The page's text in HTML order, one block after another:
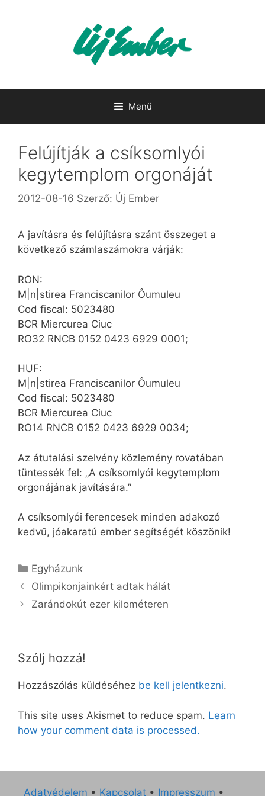
Menü
Felújítják a csíksomlyói
kegytemplom orgonáját
2012-08-16 Szerző: Új Ember
A javításra és felújításra szánt összeget a
következő számlaszámokra várják:
RON:
M|n|stirea Franciscanilor Ôumuleu
Cod fiscal: 5023480
BCR Miercurea Ciuc
RO32 RNCB 0152 0423 6929 0001;
HUF:
M|n|stirea Franciscanilor Ôumuleu
Cod fiscal: 5023480
BCR Miercurea Ciuc
RO14 RNCB 0152 0423 6929 0034;
Az átutalási szelvény közlemény rovatában
tüntessék fel: „A csíksomlyói kegytemplom
orgonájának javítására.”
A csíksomlyói ferencesek minden adakozó
kedvű, jóakaratú ember segítségét köszönik!
Kategória
Egyházunk
Olimpikonjainkért adtak hálát
Zarándokút ezer kilométeren
Szólj hozzá!
Hozzászólás küldéséhez be kell jelentkezni.
This site uses Akismet to reduce spam. Learn
how your comment data is processed.
Adatvédelem • Kapcsolat • Impresszum •